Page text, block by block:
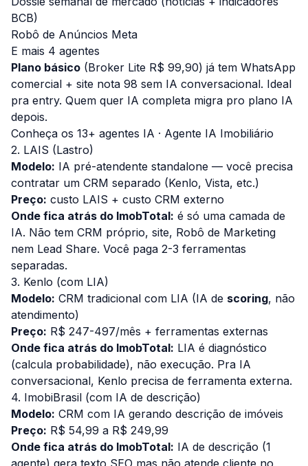
BCB)
Robô de Anúncios Meta
E mais 4 agentes
Plano básico (Broker Lite R$ 99,90) já tem WhatsApp
comercial + site nota 98 sem IA conversacional. Ideal
pra entry. Quem quer IA completa migra pro plano IA
depois.
Conheça os 13+ agentes IA · Agente IA Imobiliário
2. LAIS (Lastro)
Modelo: IA pré-atendente standalone — você precisa
contratar um CRM separado (Kenlo, Vista, etc.)
Preço: custo LAIS + custo CRM externo
Onde fica atrás do ImobTotal: é só uma camada de
IA. Não tem CRM próprio, site, Robô de Marketing
nem Lead Share. Você paga 2-3 ferramentas
separadas.
3. Kenlo (com LIA)
Modelo: CRM tradicional com LIA (IA de scoring, não
atendimento)
Preço: R$ 247-497/mês + ferramentas externas
Onde fica atrás do ImobTotal: LIA é diagnóstico
(calcula probabilidade), não execução. Pra IA
conversacional, Kenlo precisa de ferramenta externa.
4. ImobiBrasil (com IA de descrição)
Modelo: CRM com IA gerando descrição de imóveis
Preço: R$ 54,99 a R$ 249,99
Onde fica atrás do ImobTotal: IA de descrição (1
agente) gera texto SEO mas não atende cliente no